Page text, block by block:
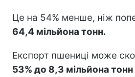
Це на 54% менше, ніж
64,4 мільйона тонн.
Експорт пшениці може
53% до 8,3 мільйона тонн